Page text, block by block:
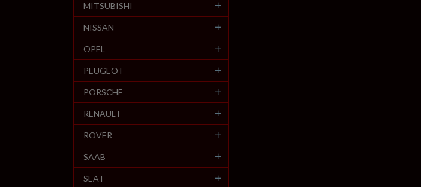
MITSUBISHI
NISSAN
OPEL
PEUGEOT
PORSCHE
RENAULT
ROVER
SAAB
SEAT